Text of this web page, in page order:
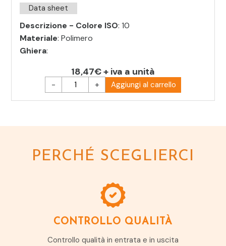
Data sheet
Descrizione - Colore ISO: 10
Materiale: Polimero
Ghiera:
18,47€ + iva a unità
- + Aggiungi al carrello
PERCHÉ SCEGLIERCI
CONTROLLO QUALITÀ
Controllo qualità in entrata e in uscita